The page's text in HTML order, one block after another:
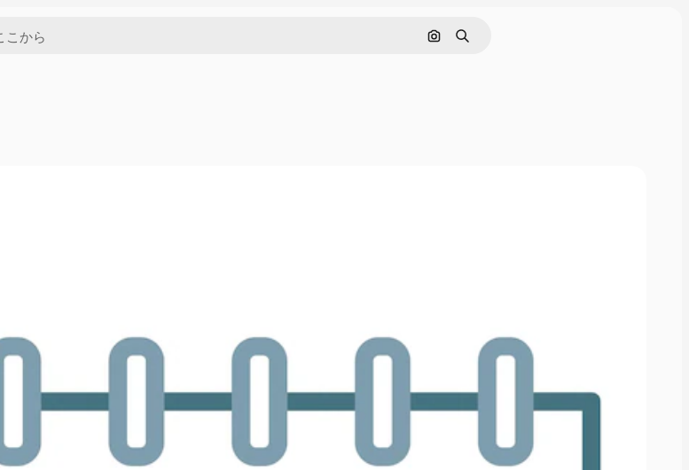
画像で検索
検索